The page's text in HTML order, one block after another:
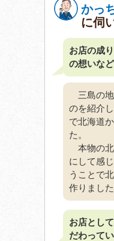
かっ
に伺
お店の成
の想いな
三島の地
のを紹介
で北海道
た。
本物の北
にして感
うことで
作りました
お店とし
だわって